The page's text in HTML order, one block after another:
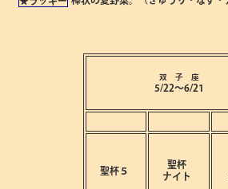
双 子 座
5/22～6/21
聖杯５
聖杯
ナイト